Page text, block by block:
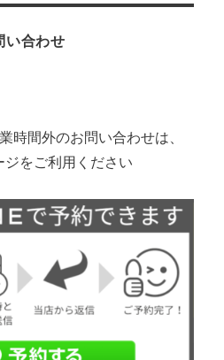
い合わせ
時間外のお問い合わせは、
をご利用ください